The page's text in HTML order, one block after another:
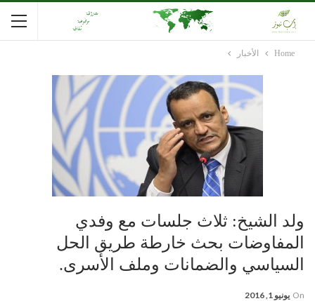
Home الأخبار
ولد الشيخ: ثلاث جلسات مع وفدي
المفاوضات بحث خارطة طريق الحل
السياسي والضمانات وملف الأسرى.
On يونيو 1, 2016